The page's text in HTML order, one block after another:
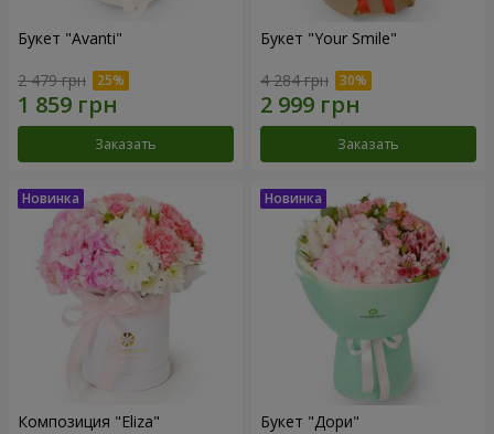
Букет "Avanti"
2 479 грн
Заказать
Букет "Your Smile"
4 284 грн
Заказать
Композиция "Eliza" Букет "Дори"